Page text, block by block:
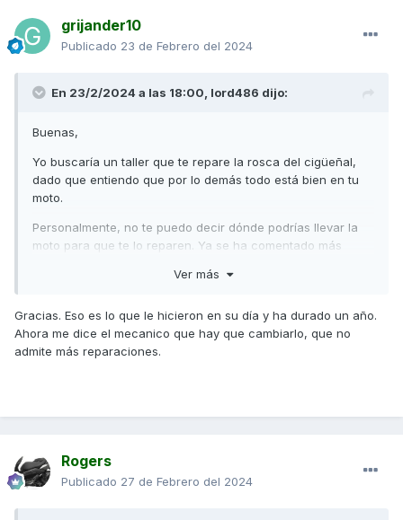
grijander10
Publicado 23 de Febrero del 2024
En 23/2/2024 a las 18:00, lord486 dijo:
Buenas,
Yo buscaría un taller que te repare la rosca del cigüeñal,
dado que entiendo que por lo demás todo está bien en tu
moto.
Personalmente, no te puedo decir dónde podrías llevar la
moto para que te lo reparen. Ya se ha comentado más
Saludos,
Ver más
Gracias. Eso es lo que le hicieron en su día y ha durado un año.
Ahora me dice el mecanico que hay que cambiarlo, que no
admite más reparaciones.
Rogers
Publicado 27 de Febrero del 2024